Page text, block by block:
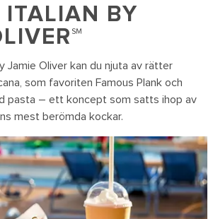
BY
Jamie Oliver kan du njuta av rätter
som favoriten Famous Plank och
pasta – ett koncept som satts ihop av
mest berömda kockar.